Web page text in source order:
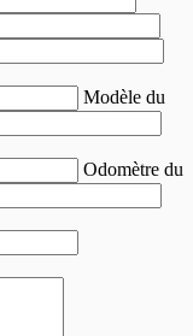
Modèle du
Odomètre du